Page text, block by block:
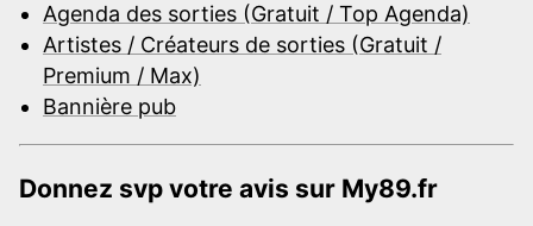
Agenda des sorties (Gratuit / Top Agenda)
Artistes / Créateurs de sorties (Gratuit /
Premium / Max)
Bannière pub
Donnez svp votre avis sur My89.fr